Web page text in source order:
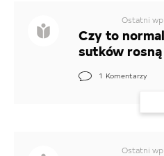
Ostatni
Czy to
sutków rosną
1 Komentarzy
Ostatni